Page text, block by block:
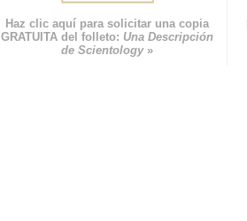
Haz clic aquí para solicitar una copia
GRATUITA del folleto: Una Descripción
de Scientology»